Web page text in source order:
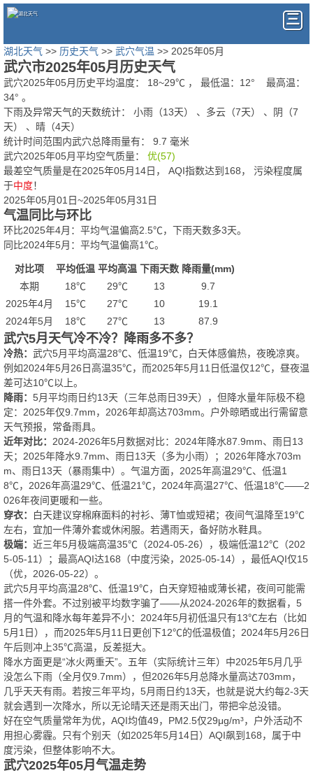
湖北天气 >> 历史天气 >> 武穴气温 >> 2025年05月
武穴市2025年05月历史天气
武穴2025年05月历史平均温度： 18~29℃ ， 最低温： 12° 最高温：
34° 。
下雨及异常天气的天数统计： 小雨（13天） 、多云（7天） 、阴（7
天） 、晴（4天）
统计时间范围内武穴总降雨量有： 9.7 毫米
武穴2025年05月平均空气质量： 优(57)
最差空气质量是在2025年05月14日， AQI指数达到168， 污染程度属
于中度！
2025年05月01日~2025年05月31日
气温同比与环比
环比2025年4月：平均气温偏高2.5℃，下雨天数多3天。
同比2024年5月：平均气温偏高1℃。
对比项 平均低温 平均高温 下雨天数 降雨量(mm)
本期
18℃ 29℃ 13
9.7
2025年4月
15℃ 27℃ 10
19.1
2024年5月
18℃ 27℃ 13 87.9
武穴5月天气冷不冷？降雨多不多？
冷热： 武穴5月平均高温28℃、低温19℃，白天体感偏热，夜晚凉爽。
例如2024年5月26日高温35℃，而2025年5月11日低温仅12℃，昼夜温
差可达10℃以上。
降雨： 5月平均雨日约13天（三年总雨日39天），但降水量年际极不稳
定：2025年仅9.7mm，2026年却高达703mm。户外晾晒或出行需留意
天气预报，常备雨具。
近年对比： 2024‑2026年5月数据对比：2024年降水87.9mm、雨日13
天；2025年降水9.7mm、雨日13天（多为小雨）；2026年降水703m
m、雨日13天（暴雨集中）。气温方面，2025年高温29℃、低温1
8℃，2026年高温29℃、低温21℃，2024年高温27℃、低温18℃——2
026年夜间更暖和一些。
穿衣：
白天建议穿棉麻面料的衬衫、薄T恤或短裙；夜间气温降至19℃
左右，宜加一件薄外套或休闲服。若遇雨天，备好防水鞋具。
极端： 近三年5月极端高温35℃（2024‑05‑26），极端低温12℃（202
5‑05‑11）；最高AQI达168（中度污染，2025‑05‑14），最低AQI仅15
（优，2026‑05‑22）。
武穴5月平均高温28℃、低温19℃，白天穿短袖或薄长裙，夜间可能需
搭一件外套。不过别被平均数字骗了——从2024‑2026年的数据看，5
月的气温和降水每年差异不小：2024年5月初低温只有13℃左右（比如
5月1日），而2025年5月11日更创下12℃的低温极值；2024年5月26日
午后则冲上35℃高温，反差挺大。
降水方面更是“冰火两重天”。五年（实际统计三年）中2025年5月几乎
没怎么下雨（全月仅9.7mm），但2026年5月总降水量高达703mm，
几乎天天有雨。若按三年平均，5月雨日约13天，也就是说大约每2‑3天
就会遇到一次降水，所以无论晴天还是雨天出门，带把伞总没错。
好在空气质量常年为优，AQI均值49，PM2.5仅29μg/m³，户外活动不
用担心雾霾。只有个别天（如2025年5月14日）AQI飙到168，属于中
度污染，但整体影响不大。
武穴2025年05月气温走势